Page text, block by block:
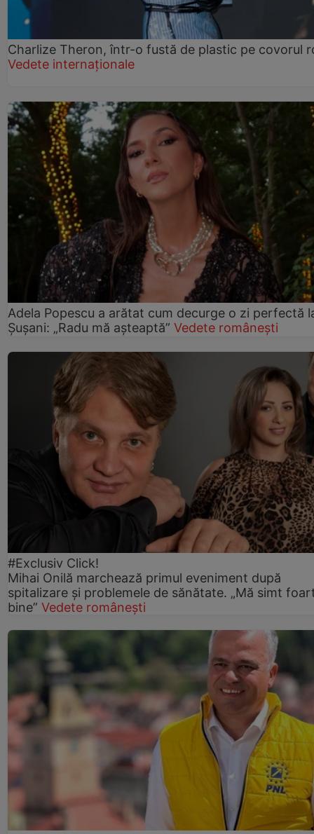
Charlize Theron, într-o fustă de plastic pe covorul
Vedete internaționale
Adela Popescu a arătat cum decurge o zi perfectă
Șușani: „Radu mă așteaptă” Vedete românești
#Exclusiv Click!
Mihai Onilă marchează primul eveniment după
spitalizare și problemele de sănătate. „Mă simt
bine” Vedete românești